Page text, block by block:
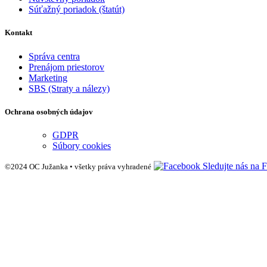
Súťažný poriadok (štatút)
Kontakt
Správa centra
Prenájom priestorov
Marketing
SBS (Straty a nálezy)
Ochrana osobných údajov
GDPR
Súbory cookies
©2024 OC Južanka • všetky práva vyhradené Sledujte nás na